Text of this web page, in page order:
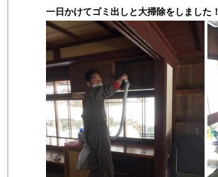
一日かけてゴミ出しと大掃除をしました！